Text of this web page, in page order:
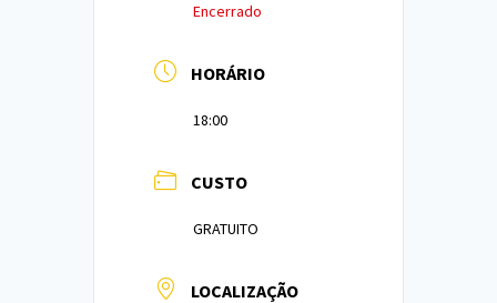
Encerrado
HORÁRIO
18:00
CUSTO
GRATUITO
LOCALIZAÇÃO